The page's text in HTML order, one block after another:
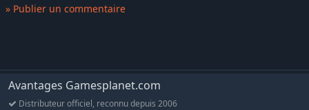
Mitsuda (Chrono Trigger & Xenoblade Chronicles)
» Publier un commentaire
Avantages Gamesplanet.com
Distributeur officiel, reconnu depuis 2006